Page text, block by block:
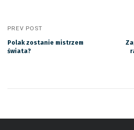
PREV POST
Polak zostanie mistrzem
świata?